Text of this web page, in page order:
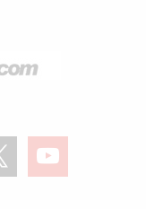
youtube